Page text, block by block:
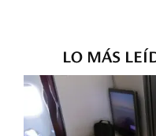
LO MÁS